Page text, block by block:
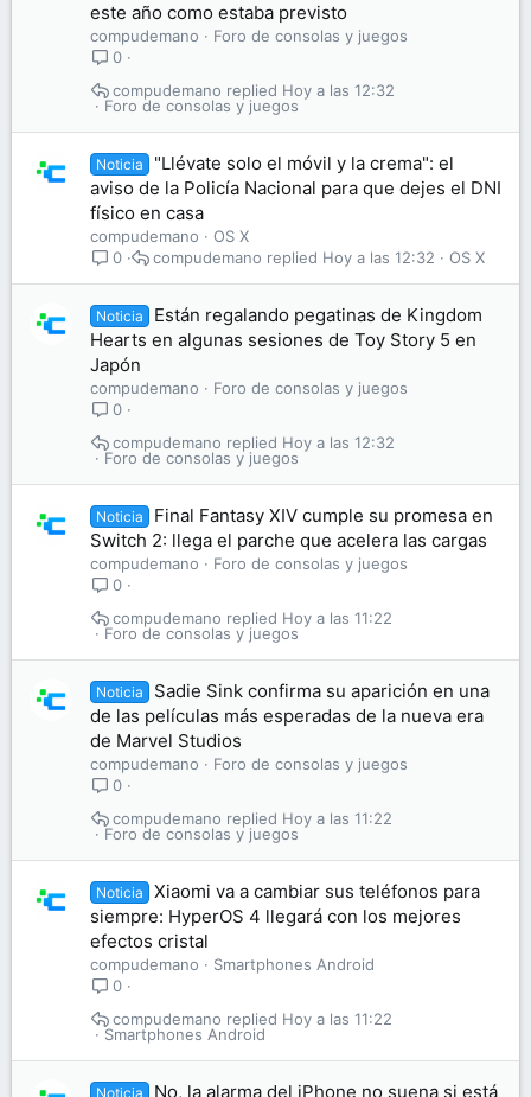
este año como estaba previsto
compudemano
Foro de consolas y juegos
0
Foro de consolas y juegos
Hoy a las 12:32
compudemano
Noticia
"Llévate solo el móvil y la crema": el
aviso de la Policía Nacional para que dejes el DNI
físico en casa
compudemano
OS X
0
OS X
Hoy a las 12:32
compudemano
Noticia
Están regalando pegatinas de Kingdom
Hearts en algunas sesiones de Toy Story 5 en
Japón
compudemano
Foro de consolas y juegos
0
Foro de consolas y juegos
Hoy a las 12:32
compudemano
Noticia
Final Fantasy XIV cumple su promesa en
Switch 2: llega el parche que acelera las cargas
compudemano
Foro de consolas y juegos
0
Foro de consolas y juegos
Hoy a las 11:22
compudemano
Noticia
Sadie Sink confirma su aparición en una
de las películas más esperadas de la nueva era
de Marvel Studios
compudemano
Foro de consolas y juegos
0
Foro de consolas y juegos
Hoy a las 11:22
compudemano
Noticia
Xiaomi va a cambiar sus teléfonos para
siempre: HyperOS 4 llegará con los mejores
efectos cristal
compudemano
Smartphones Android
0
Smartphones Android
Hoy a las 11:22
compudemano
Noticia
No, la alarma del iPhone no suena si está